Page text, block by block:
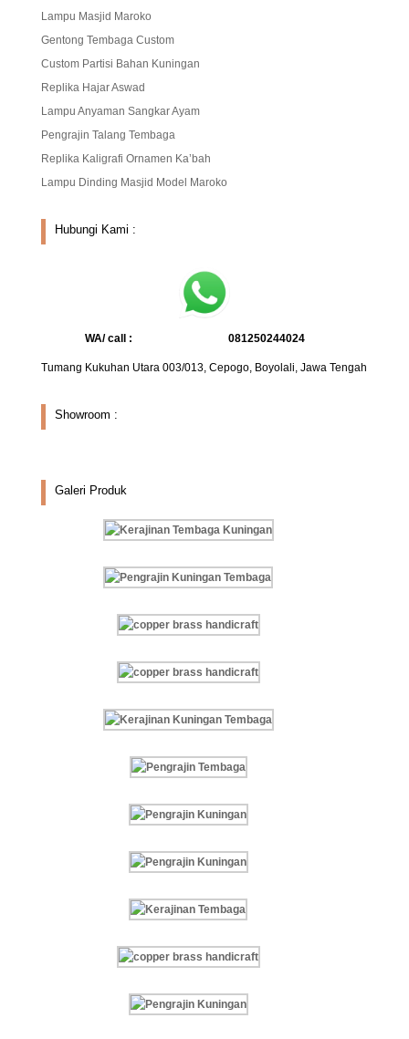
Lampu Masjid Maroko
Gentong Tembaga Custom
Custom Partisi Bahan Kuningan
Replika Hajar Aswad
Lampu Anyaman Sangkar Ayam
Pengrajin Talang Tembaga
Replika Kaligrafi Ornamen Ka’bah
Lampu Dinding Masjid Model Maroko
Hubungi Kami :
WA/ call : 081250244024
Tumang Kukuhan Utara 003/013, Cepogo, Boyolali, Jawa Tengah
Showroom :
Galeri Produk